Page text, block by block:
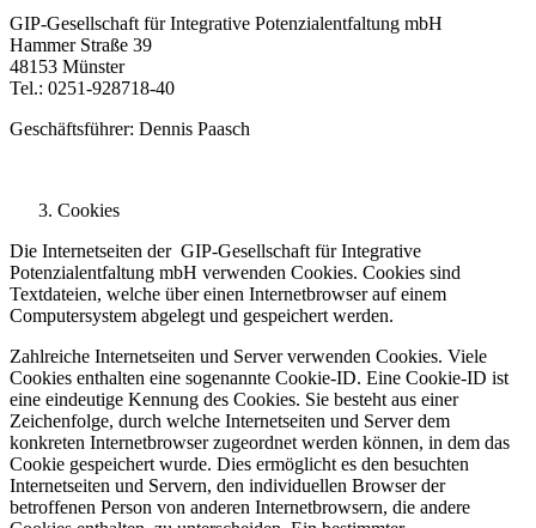
GIP-Gesellschaft für Integrative Potenzialentfaltung mbH
Hammer Straße 39
48153 Münster
Tel.: 0251-928718-40
Geschäftsführer: Dennis Paasch
Cookies
Die Internetseiten der GIP-Gesellschaft für Integrative
Potenzialentfaltung mbH verwenden Cookies. Cookies sind
Textdateien, welche über einen Internetbrowser auf einem
Computersystem abgelegt und gespeichert werden.
Zahlreiche Internetseiten und Server verwenden Cookies. Viele
Cookies enthalten eine sogenannte Cookie-ID. Eine Cookie-ID ist
eine eindeutige Kennung des Cookies. Sie besteht aus einer
Zeichenfolge, durch welche Internetseiten und Server dem
konkreten Internetbrowser zugeordnet werden können, in dem das
Cookie gespeichert wurde. Dies ermöglicht es den besuchten
Internetseiten und Servern, den individuellen Browser der
betroffenen Person von anderen Internetbrowsern, die andere